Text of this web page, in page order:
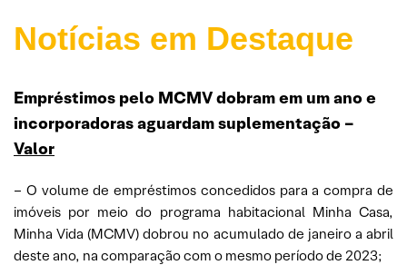
Notícias em Destaque
Empréstimos pelo MCMV dobram em um ano e
incorporadoras aguardam suplementação –
Valor
– O volume de empréstimos concedidos para a compra de
imóveis por meio do programa habitacional Minha Casa,
Minha Vida (MCMV) dobrou no acumulado de janeiro a abril
deste ano, na comparação com o mesmo período de 2023;